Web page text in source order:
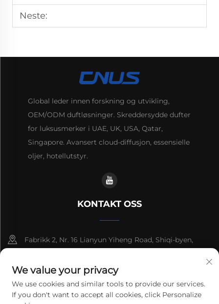
Neste:
Global leder innen forskning og utvikling,
OEM/ODM duftløsninger. Skreddersydde dufter
for luksusmerker i UAE, UK, USA, Qatar,
Singapore. Avansert cloud-diffusjon, essensielle
oljer, hotellutstyr.
KONTAKT OSS
Fabrikk 2, Nr. 16 Lianyun Yiheng Road, Shiqi-byen,
+86-13192436782
[email protected]
We value your privacy
We use cookies and similar tools to provide our services.
If you don't want to accept all cookies, click Personalize